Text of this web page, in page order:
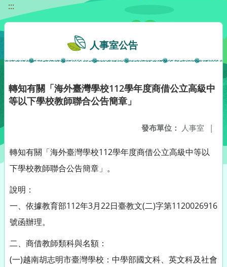
:::
人事室公告
轉知有關「海外臺灣學校112學年度商借公立高級中
等以下學校教師聯合公告簡章」
發布單位： 人事室 |
轉知有關「海外臺灣學校112學年度商借公立高級中等以
下學校教師聯合公告簡章」。
說明：
一、依據教育部112年3月22日臺教文(二)字第1120026916
號函辦理。
二、商借教師類科與名額：
(一)越南胡志明市臺灣學校：中學部國文科、英文科及社會